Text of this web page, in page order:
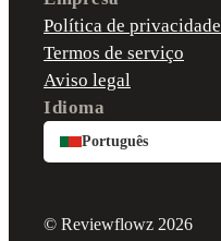
Política de privacidade
Termos de serviço
Aviso legal
Idioma
Português
© Reviewflowz 2026